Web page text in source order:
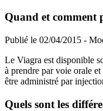
Quand et comment
Publié le 02/04/2015 -
Le Viagra est disponible
à prendre par voie orale
être administré par
Quels sont les